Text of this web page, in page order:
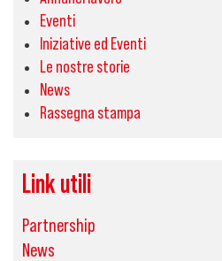
Eventi
Iniziative ed Eventi
Le nostre storie
News
Rassegna stampa
Link utili
Partnership
News